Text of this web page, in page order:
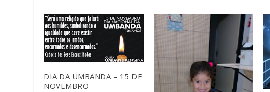
DIA DA UMBANDA – 15 DE
NOVEMBRO